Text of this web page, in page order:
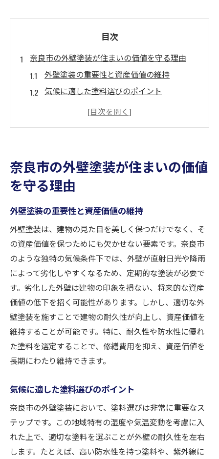
目次
奈良市の外壁塗装が住まいの価値を守る理由
外壁塗装の重要性と資産価値の維持
気候に適した塗料選びのポイント
外壁の劣化を防ぐ定期メンテナンス
外壁塗装で奈良市の風雨に耐える家を実現しよ
う
耐候性に優れた塗料の選び方
地域特有の環境に適した選択
定期的なメンテナンスの重要性
外壁塗装で強風や豪雨に備える
住まいを守る塗装メンテナンスの流れ
外壁塗装の選び方一つで奈良市の暮らしが変わ
る
色合いとデザインがもたらす印象
環境に優しい塗料の活用
費用対効果の高い塗装の選び方
プロによるアドバイスの重要性
塗装によるエネルギー効率の向上
住宅の魅力を高めるカラーバリエーション
奈良市で長持ちする外壁塗装の秘訣を探る
長持ちする塗料の選び方
奈良市の外壁塗装が住まいの価値
を守る理由
外壁塗装の重要性と資産価値の維持
外壁塗装は、建物の見た目を美しく保つだけでなく、そ
の資産価値を保つためにも欠かせない要素です。奈良市
のような独特の気候条件下では、外壁が直射日光や降雨
によって劣化しやすくなるため、定期的な塗装が必要で
す。劣化した外壁は建物の印象を損ない、将来的な資産
価値の低下を招く可能性があります。しかし、適切な外
壁塗装を施すことで建物の耐久性が向上し、資産価値を
維持することが可能です。特に、耐久性や防水性に優れ
た塗料を選定することで、修繕費用を抑え、資産価値を
長期にわたり維持できます。
気候に適した塗料選びのポイント
奈良市の外壁塗装において、塗料選びは非常に重要なス
テップです。この地域特有の湿度や気温変動を考慮に入
れた上で、適切な塗料を選ぶことが外壁の耐久性を左右
します。たとえば、高い防水性を持つ塗料や、紫外線に